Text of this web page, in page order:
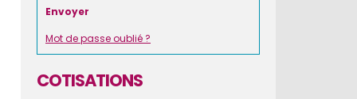
Mot de passe oublié ?
COTISATIONS